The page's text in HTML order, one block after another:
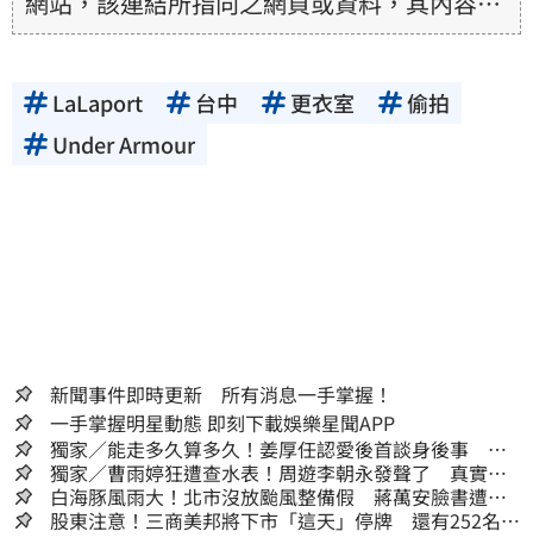
為所連結網站提供，相關權利均為該網站、內
其真實性、正確性、即時性、完整性或合法
性。三立新聞網所提供的資訊內容，若其著作
LaLaport 台中 更衣室
偷拍
Under Armour
新聞事件即時更新 所有消息一手掌握！
一手掌握明星動態 即刻下載娛樂星聞APP
獨家／能走多久算多久！姜厚任認愛後首談身後事
「遺囑進度」曝光
獨家／曹雨婷狂遭查水表！周遊李朝永發聲了 真實看
法曝光
白海豚風雨大！北市沒放颱風整備假 蔣萬安臉書遭網
友灌爆：標準在哪？
股東注意！三商美邦將下市「這天」停牌 還有252名千